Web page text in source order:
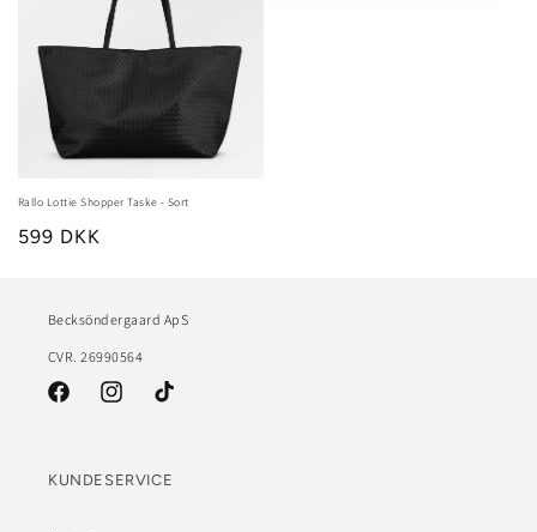
Rallo Lottie Shopper Taske - Sort
599 DKK
Becksöndergaard ApS
CVR. 26990564
FacebookInstagramTikTok
KUNDESERVICE